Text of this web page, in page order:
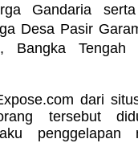
Gandaria
Desa Pasir
Bangka Tengah
dari
tersebut
penggelapan